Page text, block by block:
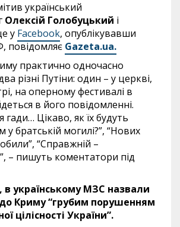
український
Олексій Голобуцький і
у Facebook, опублікувавши
повідомляє Gazeta.ua.
практично одночасно
різні Путіни: один – у церкві,
на оперному фестивалі в
в його повідомленні.
гади… Цікаво, як їх будуть
братській могилі?”, “Нових
“Справжній –
– пишуть коментатори під
в українському МЗС назвали
до Криму “грубим порушенням
цілісності України”.